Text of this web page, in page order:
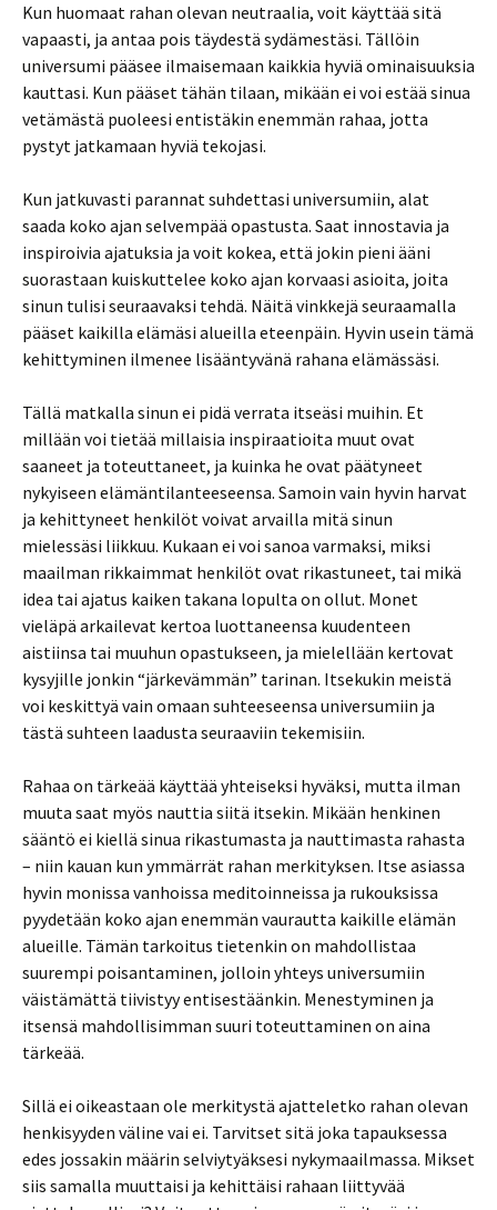
Kun huomaat rahan olevan neutraalia, voit käyttää sitä
vapaasti, ja antaa pois täydestä sydämestäsi. Tällöin
universumi pääsee ilmaisemaan kaikkia hyviä ominaisuuksia
kauttasi. Kun pääset tähän tilaan, mikään ei voi estää sinua
vetämästä puoleesi entistäkin enemmän rahaa, jotta
pystyt jatkamaan hyviä tekojasi.
Kun jatkuvasti parannat suhdettasi universumiin, alat
saada koko ajan selvempää opastusta. Saat innostavia ja
inspiroivia ajatuksia ja voit kokea, että jokin pieni ääni
suorastaan kuiskuttelee koko ajan korvaasi asioita, joita
sinun tulisi seuraavaksi tehdä. Näitä vinkkejä seuraamalla
pääset kaikilla elämäsi alueilla eteenpäin. Hyvin usein tämä
kehittyminen ilmenee lisääntyvänä rahana elämässäsi.
Tällä matkalla sinun ei pidä verrata itseäsi muihin. Et
millään voi tietää millaisia inspiraatioita muut ovat
saaneet ja toteuttaneet, ja kuinka he ovat päätyneet
nykyiseen elämäntilanteeseensa. Samoin vain hyvin harvat
ja kehittyneet henkilöt voivat arvailla mitä sinun
mielessäsi liikkuu. Kukaan ei voi sanoa varmaksi, miksi
maailman rikkaimmat henkilöt ovat rikastuneet, tai mikä
idea tai ajatus kaiken takana lopulta on ollut. Monet
vieläpä arkailevat kertoa luottaneensa kuudenteen
aistiinsa tai muuhun opastukseen, ja mielellään kertovat
kysyjille jonkin “järkevämmän” tarinan. Itsekukin meistä
voi keskittyä vain omaan suhteeseensa universumiin ja
tästä suhteen laadusta seuraaviin tekemisiin.
Rahaa on tärkeää käyttää yhteiseksi hyväksi, mutta ilman
muuta saat myös nauttia siitä itsekin. Mikään henkinen
sääntö ei kiellä sinua rikastumasta ja nauttimasta rahasta
– niin kauan kun ymmärrät rahan merkityksen. Itse asiassa
hyvin monissa vanhoissa meditoinneissa ja rukouksissa
pyydetään koko ajan enemmän vaurautta kaikille elämän
alueille. Tämän tarkoitus tietenkin on mahdollistaa
suurempi poisantaminen, jolloin yhteys universumiin
väistämättä tiivistyy entisestäänkin. Menestyminen ja
itsensä mahdollisimman suuri toteuttaminen on aina
tärkeää.
Sillä ei oikeastaan ole merkitystä ajatteletko rahan olevan
henkisyyden väline vai ei. Tarvitset sitä joka tapauksessa
edes jossakin määrin selviytyäksesi nykymaailmassa. Mikset
siis samalla muuttaisi ja kehittäisi rahaan liittyvää